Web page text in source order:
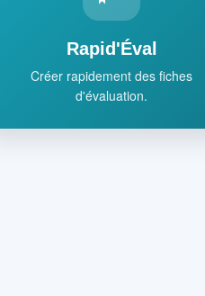
Rapid'Éval
Créer rapidement des fiches
d'évaluation.